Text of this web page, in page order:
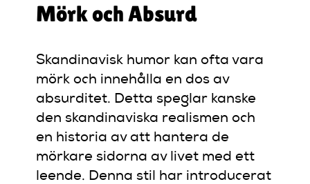
Mörk och Absurd
Skandinavisk humor kan ofta vara
mörk och innehålla en dos av
absurditet. Detta speglar kanske
den skandinaviska realismen och
en historia av att hantera de
mörkare sidorna av livet med ett
leende. Denna stil har introducerat